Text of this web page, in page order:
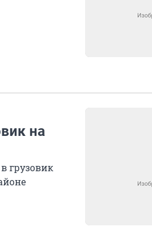
на
грузовик